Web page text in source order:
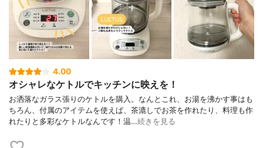
4.00
オシャレなケトルでキッチンに映えを！
お洒落なガラス張りのケトルを購入。なんとこれ、お湯を沸かす事はも
ちろん、付属のアイテムを使えば、茶漉しでお茶を作れたり、料理も作
れたりと多彩なケトルなんです！温…続きを見る